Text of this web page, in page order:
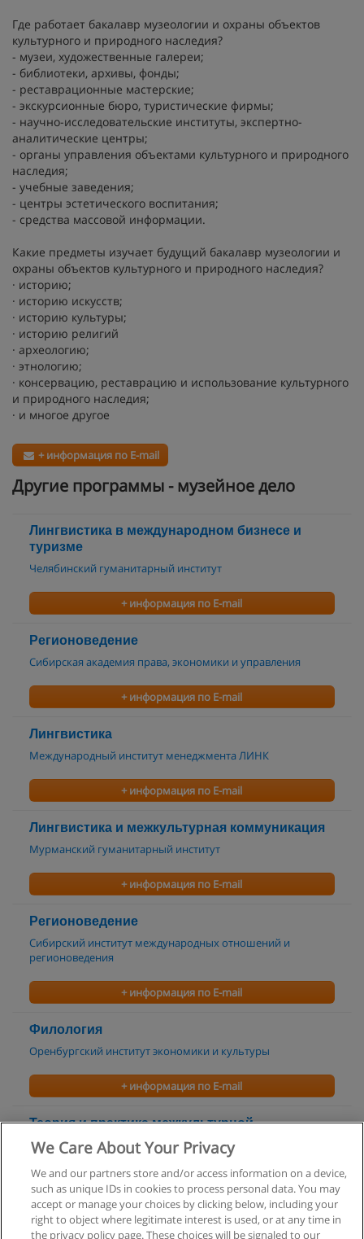
Где работает бакалавр музеологии и охраны объектов
культурного и природного наследия?
- музеи, художественные галереи;
- библиотеки, архивы, фонды;
- реставрационные мастерские;
- экскурсионные бюро, туристические фирмы;
- научно-исследовательские институты, экспертно-
аналитические центры;
- органы управления объектами культурного и природного
наследия;
- учебные заведения;
- центры эстетического воспитания;
- средства массовой информации.
Какие предметы изучает будущий бакалавр музеологии и
охраны объектов культурного и природного наследия?
· историю;
· историю искусств;
· историю культуры;
· историю религий
· археологию;
· этнологию;
· консервацию, реставрацию и использование культурного
и природного наследия;
· и многое другое
+ информация по E-mail
Другие программы - музейное дело
Лингвистика в международном бизнесе и
туризме
Челябинский гуманитарный институт
+ информация по E-mail
Регионоведение
Сибирская академия права, экономики и управления
+ информация по E-mail
Лингвистика
Международный институт менеджмента ЛИНК
+ информация по E-mail
Лингвистика и межкультурная коммуникация
Мурманский гуманитарный институт
+ информация по E-mail
Регионоведение
Сибирский институт международных отношений и
регионоведения
+ информация по E-mail
Филология
Оренбургский институт экономики и культуры
+ информация по E-mail
Теория и практика межкультурной
коммуникации
Оренбургский институт экономики и культуры
+ информация по E-mail
We Care About Your Privacy
We and our partners store and/or access information on a device,
such as unique IDs in cookies to process personal data. You may
accept or manage your choices by clicking below, including your
right to object where legitimate interest is used, or at any time in
the privacy policy page. These choices will be signaled to our